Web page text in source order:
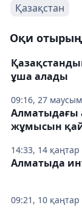
Қазақстан
Оқи
09:16, 27
ұша алады
14:33, 14 қаңтар
Алматыдағы
жұмысын
09:21, 10 қаңтар
Алматыда